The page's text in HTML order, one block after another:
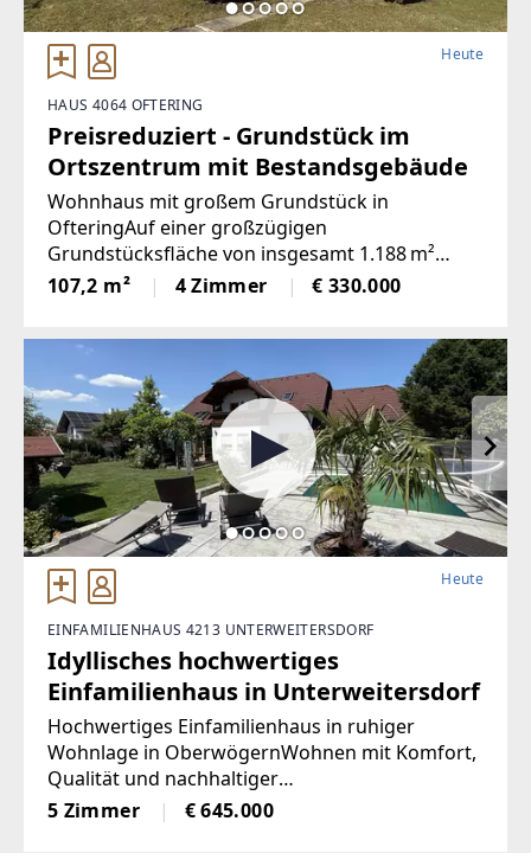
Heute
HAUS 4064 OFTERING
Preisreduziert - Grundstück im
Ortszentrum mit Bestandsgebäude
Wohnhaus mit großem Grundstück in
OfteringAuf einer großzügigen
Grundstücksfläche von insgesamt 1.188 m²
eröffnet sich viel Raum für Gartenliebhaber,
Familien mit Platzbedarf oder zukünftige
107,2 m² 4 Zimmer € 330.000
Heute
EINFAMILIENHAUS 4213 UNTERWEITERSDORF
Idyllisches hochwertiges
Einfamilienhaus in Unterweitersdorf
Hochwertiges Einfamilienhaus in ruhiger
Wohnlage in OberwögernWohnen mit Komfort,
Qualität und nachhaltiger
EnergieversorgungDieses gepflegte
Einfamilienhaus befindet sich in einer ruhigen
5 Zimmer € 645.000